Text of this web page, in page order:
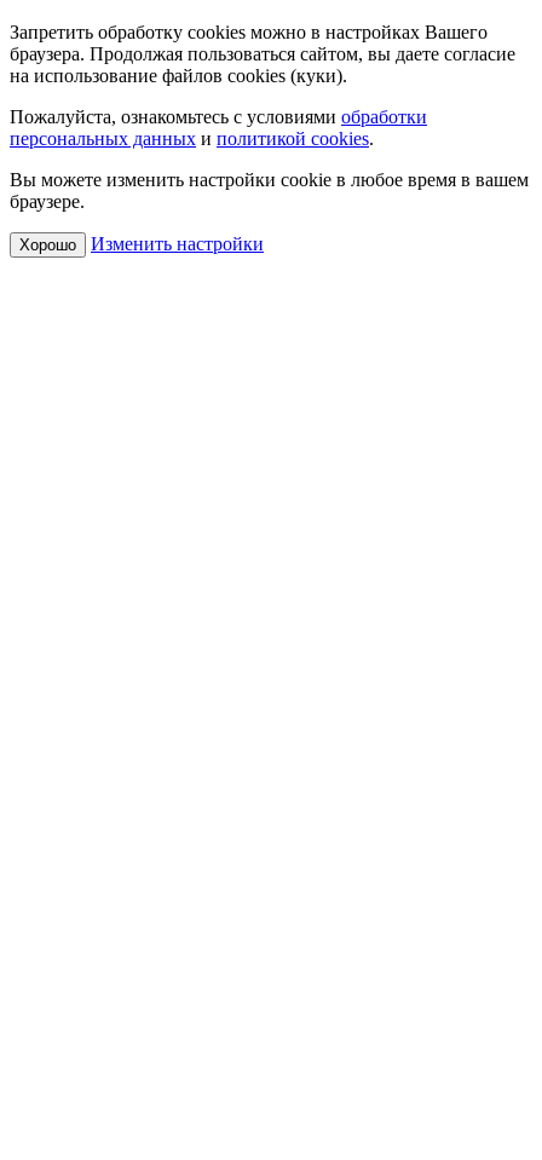
Запретить обработку cookies можно в настройках Вашего
браузера. Продолжая пользоваться сайтом, вы даете согласие
на использование файлов cookies (куки).
Пожалуйста, ознакомьтесь с условиями обработки
персональных данных и политикой cookies.
Вы можете изменить настройки cookie в любое время в вашем
браузере.
Хорошо Изменить настройки